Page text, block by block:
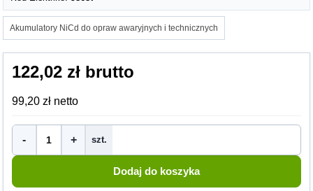
Akumulatory NiCd do opraw awaryjnych i technicznych
122,02 zł brutto
99,20 zł netto
- + szt.